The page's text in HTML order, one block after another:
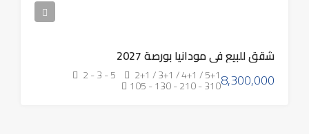
شقق للبيع في مودانيا بورصة 2027
8,300,000
2+1 / 3+1 / 4+1 / 5+1
2 - 3 - 5
105 - 130 - 210 - 310